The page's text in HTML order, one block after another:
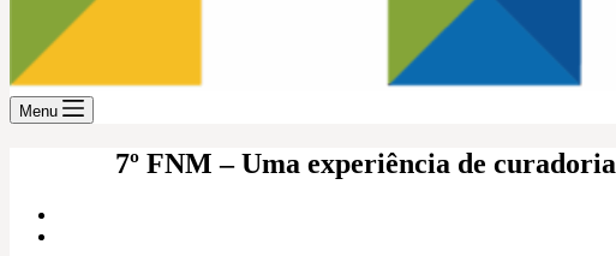
Menu
7º FNM – Uma experiência de